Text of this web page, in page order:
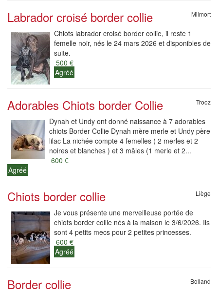
Labrador croisé border collie Milmort
Chiots labrador croisé border collie, il reste 1
femelle noir, nés le 24 mars 2026 et disponibles de
suite.
500 €
Agréé
Adorables Chiots border Collie Trooz
Dynah et Undy ont donné naissance à 7 adorables
chiots Border Collie Dynah mère merle et Undy père
lilac La nichée compte 4 femelles ( 2 merles et 2
noires et blanches ) et 3 mâles (1 merle et 2...
600 €
Agréé
Chiots border collie Liège
Je vous présente une merveilleuse portée de
chiots border collie nés à la maison le 3/6/2026. Ils
sont 4 petits mecs pour 2 petites princesses.
600 €
Agréé
Border collie Bolland